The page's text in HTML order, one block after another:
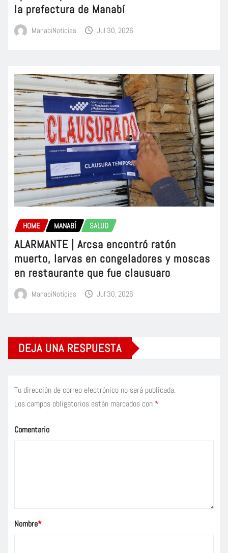
la prefectura de Manabí
ManabiNoticias Jul 30, 2026
HOME MANABÍ SALUD
ALARMANTE | Arcsa encontró ratón
muerto, larvas en congeladores y moscas
en restaurante que fue clausuaro
ManabiNoticias Jul 30, 2026
DEJA UNA RESPUESTA
Tu dirección de correo electrónico no será publicada.
Los campos obligatorios están marcados con *
Comentario
Nombre*